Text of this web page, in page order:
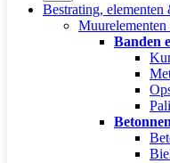
Bestrating, elementen
Banden